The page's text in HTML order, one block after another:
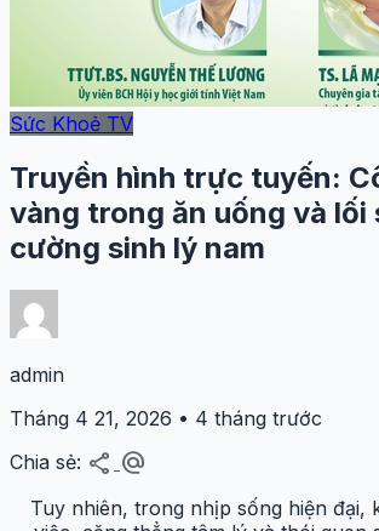
Sức Khoẻ TV
Truyền hình trực tuyến:
vàng trong ăn uống và lối
cường sinh lý nam
admin
Tháng 4 21, 2026 • 4 tháng trước
Chia sẻ: share alternate_email
Tuy nhiên, trong nhịp sống hiện đại,